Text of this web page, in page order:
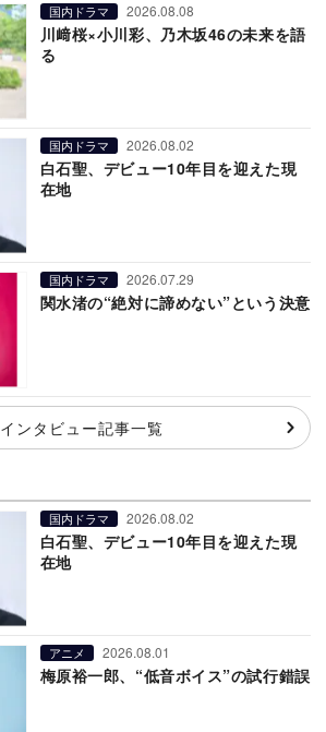
国内ドラマ 2026.08.08
川﨑桜×小川彩、乃木坂46の未来を語
る
国内ドラマ 2026.08.02
白石聖、デビュー10年目を迎えた現
在地
国内ドラマ 2026.07.29
関水渚の“絶対に諦めない”という決意
インタビュー記事一覧
国内ドラマ 2026.08.02
白石聖、デビュー10年目を迎えた現
在地
アニメ 2026.08.01
梅原裕一郎、“低音ボイス”の試行錯誤